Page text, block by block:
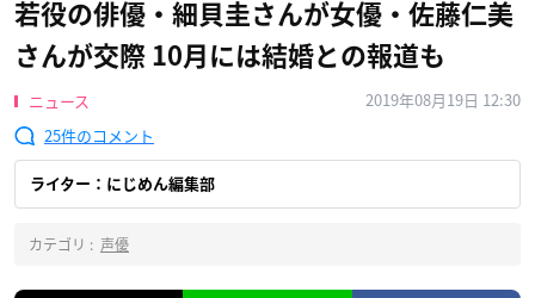
若役の俳優・細貝圭さんが女優・佐藤仁美
さんが交際 10月には結婚との報道も
ニュース
2019年08月19日 12:30
25
ライター：にじめん編集部
カテゴリ : 声優